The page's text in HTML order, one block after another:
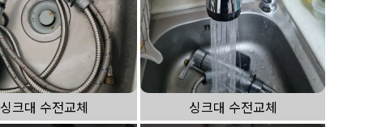
싱크대 수전교체 싱크대 수전교체